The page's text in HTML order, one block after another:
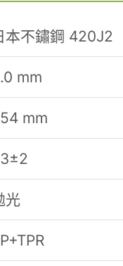
本不鏽鋼 420J2
mm
mm
光